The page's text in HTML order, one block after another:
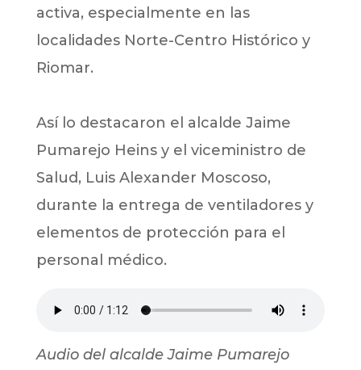
activa, especialmente en las
localidades Norte-Centro Histórico y
Riomar.
Así lo destacaron el alcalde Jaime
Pumarejo Heins y el viceministro de
Salud, Luis Alexander Moscoso,
durante la entrega de ventiladores y
elementos de protección para el
personal médico.
Audio del alcalde Jaime Pumarejo